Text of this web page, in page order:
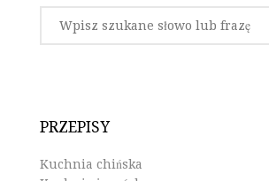
PRZEPISY
Kuchnia chińska